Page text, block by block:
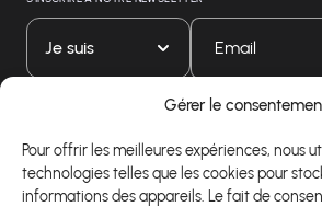
Gérer le
Pour offrir les meilleures expériences, nous
technologies telles que les cookies pour
informations des appareils. Le fait de
Je suis
Téléchargez notre application